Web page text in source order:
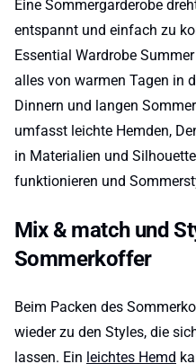
Eine Sommergarderobe
entspannt und einfach zu
Essential Wardrobe
alles von warmen Tagen in
Dinnern und langen
umfasst leichte Hemden,
in Materialien und
funktionieren und
Mix & match und
Sommerkoffer
Beim Packen des
wieder zu den Styles, die
lassen. Ein leichtes Hemd